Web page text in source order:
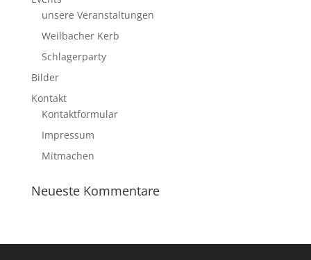
unsere Veranstaltungen
Weilbacher Kerb
Schlagerparty
Bilder
Kontakt
Kontaktformular
Impressum
Mitmachen
Neueste Kommentare